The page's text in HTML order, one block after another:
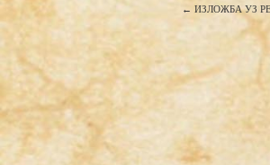
← ИЗЛОЖБА УЗ